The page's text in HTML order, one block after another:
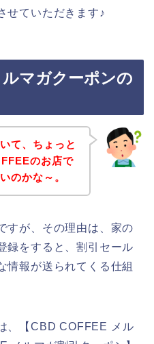
せていただきます♪
マガクーポンの
て、ちょっと
のお店で
のかな～。
すが、その理由は、家の
録をすると、割引セール
情報が送られてくる仕組
、【CBD COFFEE メル